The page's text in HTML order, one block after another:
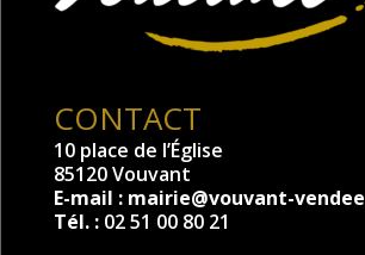
CONTACT
10 place de l’Église
85120 Vouvant
E-mail : mairie@vouvant-
Tél. : 02 51 00 80 21